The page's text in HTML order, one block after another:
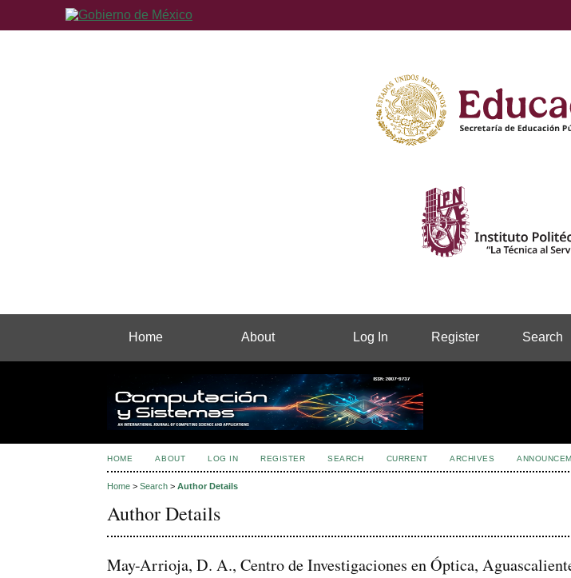
Home About Log In Register Search
HOME ABOUT LOG IN REGISTER SEARCH CURRENT ARCHIVES
Home >Search >Author Details
Author Details
May-Arrioja, D. A., Centro de Investigaciones en Óptica,